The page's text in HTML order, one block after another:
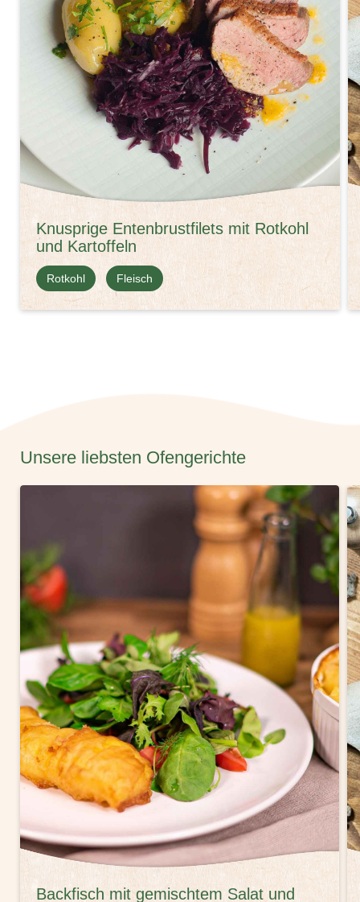
Knusprige Entenbrustfilets mit Rotkohl
und Kartoffeln
Rotkohl Fleisch
Unsere liebsten Ofengerichte
Backfisch mit gemischtem Salat und